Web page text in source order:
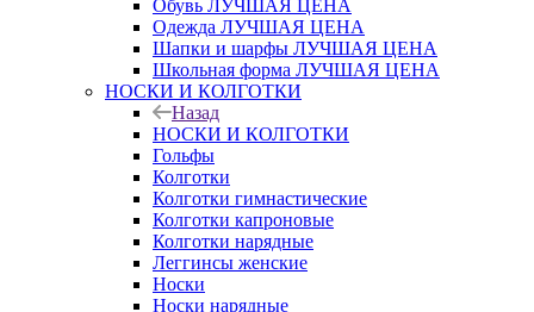
Обувь ЛУЧШАЯ ЦЕНА
Одежда ЛУЧШАЯ ЦЕНА
Шапки и шарфы ЛУЧШАЯ ЦЕНА
Школьная форма ЛУЧШАЯ ЦЕНА
НОСКИ И КОЛГОТКИ
Назад
НОСКИ И КОЛГОТКИ
Гольфы
Колготки
Колготки гимнастические
Колготки капроновые
Колготки нарядные
Леггинсы женские
Носки
Носки нарядные